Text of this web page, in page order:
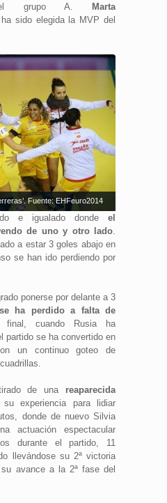
grupo A.
Marta
ha sido elegida la MVP del
Fuente: EHFeuro2014
e igualado donde el
de uno y otro lado.
a estar 3 goles abajo en
se han ido perdiendo por
ponerse por delante a 3
ha perdido a falta de
cuando Rusia ha
partido se ha convertido en
un continuo goteo de
de una reaparecida
experiencia para lidiar
donde de nuevo Silvia
actuación espectacular
durante el partido, 11
llevándose su 2ª victoria
avance a la 2ª fase del